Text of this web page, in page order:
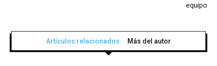
equipo
Artículos relacionados Más del autor